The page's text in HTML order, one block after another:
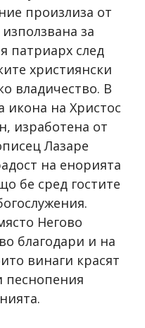
произлиза от
използвана за
патриарх след
християнски
владичество. В
икона на Христос
изработена от
Лазаре
на енорията
бе сред гостите
Негово
благодари и на
винаги красят
песнопения